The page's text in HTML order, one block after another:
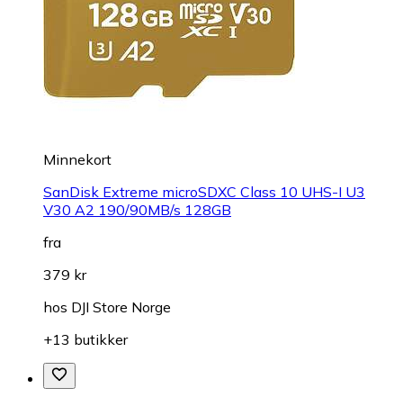
Minnekort
SanDisk Extreme microSDXC Class 10 UHS-I U3
V30 A2 190/90MB/s 128GB
fra
379 kr
hos DJI Store Norge
+13 butikker